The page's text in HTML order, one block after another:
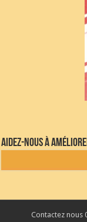
Aidez-nous à
Contactez nous